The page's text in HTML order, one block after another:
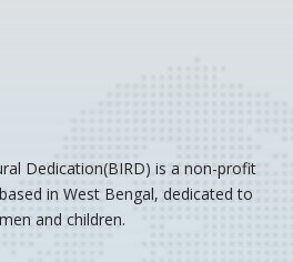
Dedication(BIRD) is a non-profit
in West Bengal, dedicated to
and children.